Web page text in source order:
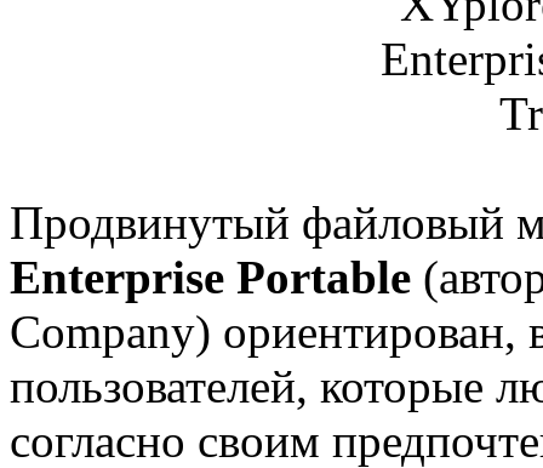
Продвинутый файловый
Enterprise Portable
Company) ориентирован,
пользователей, которые
согласно своим